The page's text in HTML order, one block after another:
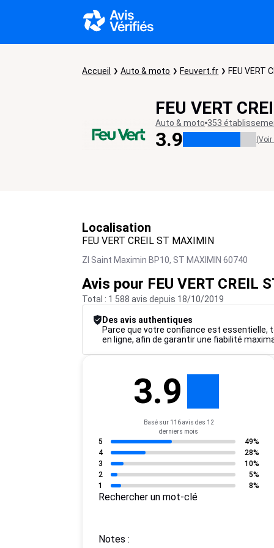
Accueil Auto & moto Feuvert.fr FEU VERT
FEU VERT
Auto & moto 353
3.9 (Voir
Localisation
FEU VERT CREIL ST MAXIMIN
ZI Saint Maximin BP10, ST MAXIMIN 60740
Avis pour FEU VERT CREIL
Total : 1 588 avis depuis 18/10/2019
Des avis authentiques
Parce que votre confiance est essentielle,
en ligne, afin de garantir une fiabilité
3.9
Basé sur 116 avis des 12
derniers mois
5
49%
4
28%
3
10%
2
5%
1
8%
Rechercher un mot-clé
Notes :